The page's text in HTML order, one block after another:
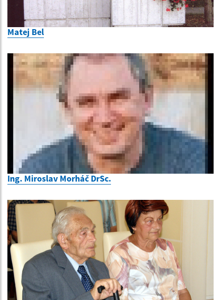
Matej Bel
Ing. Miroslav Morháč DrSc.